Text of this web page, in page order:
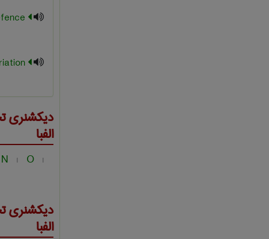
yogoslav variation
دیکشنری
الفبا
N | O |
دیکشنری
الفبا